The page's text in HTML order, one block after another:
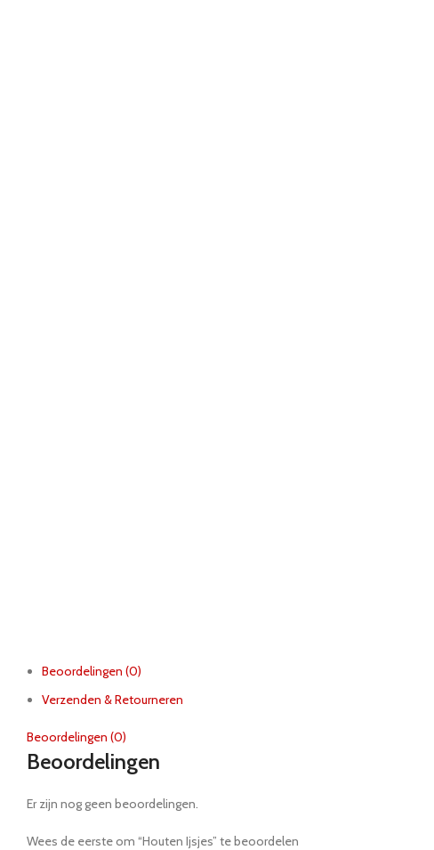
Beoordelingen (0)
Verzenden & Retourneren
Beoordelingen (0)
Beoordelingen
Er zijn nog geen beoordelingen.
Wees de eerste om “Houten Ijsjes” te beoordelen